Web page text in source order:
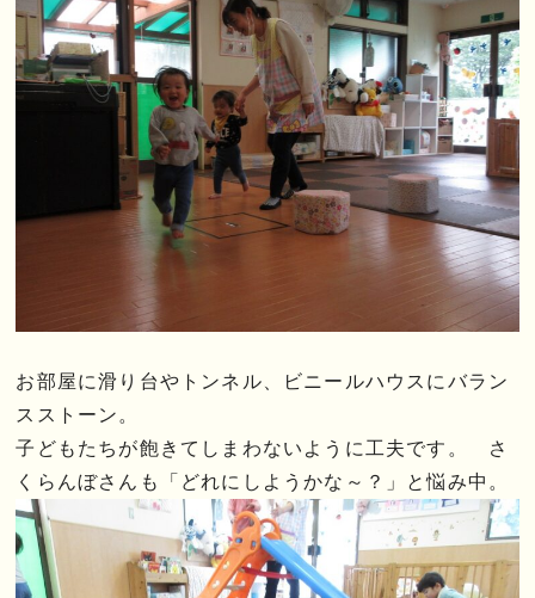
お部屋に滑り台やトンネル、ビニールハウスにバラン
スストーン。
子どもたちが飽きてしまわないように工夫です。 さ
くらんぼさんも「どれにしようかな～？」と悩み中。